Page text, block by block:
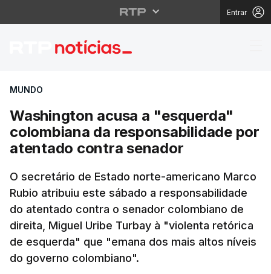
Entrar
Washington acusa a
MUNDO
Washington acusa a "esquerda"
colombiana da responsabilidade por
atentado contra senador
O secretário de Estado norte-americano Marco
Rubio atribuiu este sábado a responsabilidade
do atentado contra o senador colombiano de
direita, Miguel Uribe Turbay à "violenta retórica
de esquerda" que "emana dos mais altos níveis
do governo colombiano".